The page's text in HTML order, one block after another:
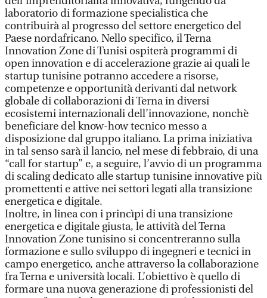
laboratorio di formazione specialistica che
contribuirà al progresso del settore energetico del
Paese nordafricano. Nello specifico, il Terna
Innovation Zone di Tunisi ospiterà programmi di
open innovation e di accelerazione grazie ai quali le
startup tunisine potranno accedere a risorse,
competenze e opportunità derivanti dal network
globale di collaborazioni di Terna in diversi
ecosistemi internazionali dell’innovazione, nonchè
beneficiare del know-how tecnico messo a
disposizione dal gruppo italiano. La prima iniziativa
in tal senso sarà il lancio, nel mese di febbraio, di una
“call for startup” e, a seguire, l’avvio di un programma
di scaling dedicato alle startup tunisine innovative più
promettenti e attive nei settori legati alla transizione
energetica e digitale.
Inoltre, in linea con i princìpi di una transizione
energetica e digitale giusta, le attività del Terna
Innovation Zone tunisino si concentreranno sulla
formazione e sullo sviluppo di ingegneri e tecnici in
campo energetico, anche attraverso la collaborazione
fra Terna e università locali. L’obiettivo è quello di
formare una nuova generazione di professionisti del